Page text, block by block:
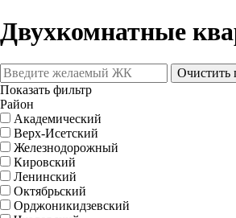
Двухкомнатные
Очистить
Показать фильтр
Район
Академический
Верх-Исетский
Железнодорожный
Кировский
Ленинский
Октябрьский
Орджоникидзевский